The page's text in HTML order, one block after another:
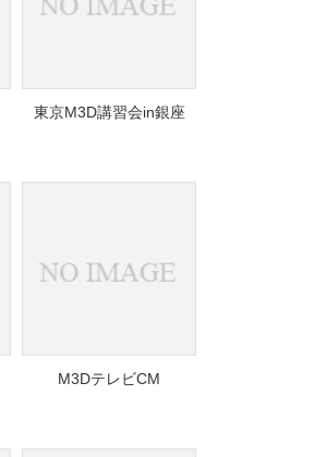
東京M3D講習会in銀座
M3DテレビCM